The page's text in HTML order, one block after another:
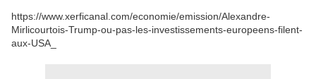
https://www.xerficanal.com/economie/emission/Alexandre-
Mirlicourtois-Trump-ou-pas-les-investissements-europeens-filent-
aux-USA_